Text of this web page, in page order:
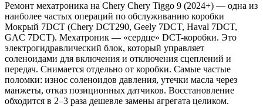
Ремонт мехатроника на Chery Chery Tiggo 9 (2024+) — одна из
наиболее частых операций по обслуживанию коробки
Мокрый 7DCT (Chery DCT290, Geely 7DCT, Haval 7DCT,
GAC 7DCT). Мехатроник — «сердце» DCT-коробки. Это
электрогидравлический блок, который управляет
соленоидами для включения и отключения сцеплений и
передач. Снимается отдельно от коробки. Самые частые
поломки: износ соленоидов давления, утечки масла через
манжеты, отказ позиционных датчиков. Восстановление
обходится в 2–3 раза дешевле замены агрегата целиком.